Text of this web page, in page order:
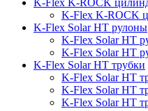
K-Flex K-ROCK
K-Flex Solar HT рулоны
K-Flex Solar HT
K-Flex Solar HT
K-Flex Solar HT трубки
K-Flex Solar HT
K-Flex Solar HT
K-Flex Solar HT